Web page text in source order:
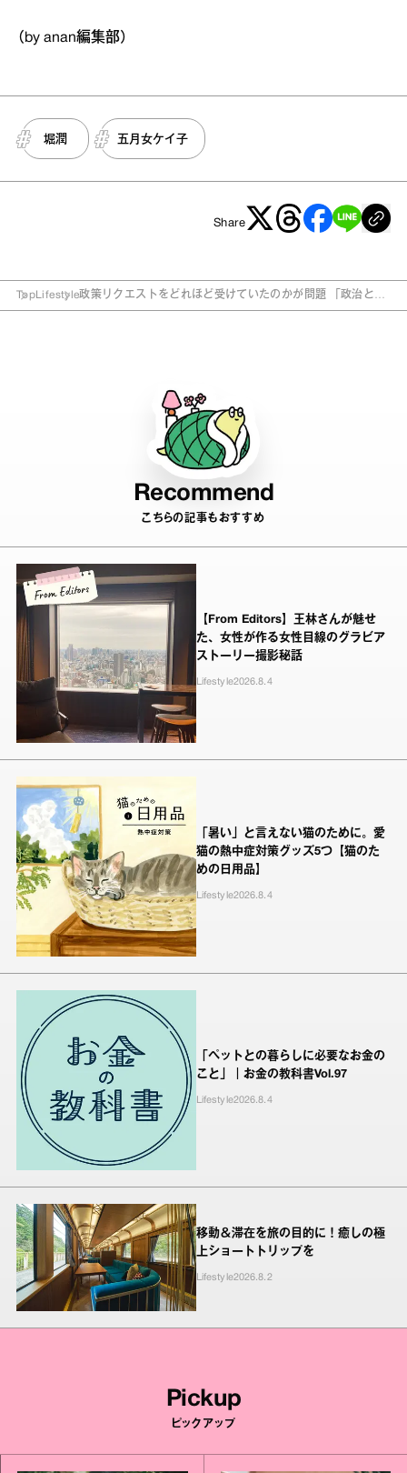
（by anan編集部）
堀潤 五月女ケイ子
Share
TopLifestyle政策リクエストをどれほど受けていたのかが問題 「政治と宗
Recommend
こちらの記事もおすすめ
【From Editors】王林さんが魅せ
た、女性が作る女性目線のグラビア
ストーリー撮影秘話
Lifestyle2026.8.4
「暑い」と言えない猫のために。愛
猫の熱中症対策グッズ5つ【猫のた
めの日用品】
Lifestyle2026.8.4
「ペットとの暮らしに必要なお金の
こと」｜お金の教科書Vol.97
Lifestyle2026.8.4
移動＆滞在を旅の目的に！癒しの極
上ショートトリップを
Lifestyle2026.8.2
Pickup
ピックアップ